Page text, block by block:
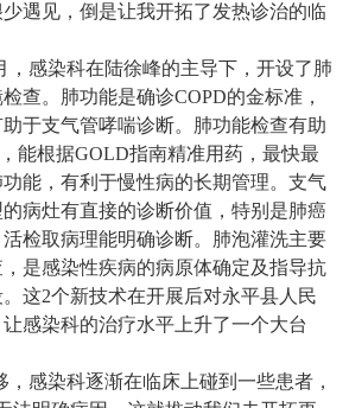
遇见，倒是让我开拓了发热诊治的临
，感染科在陆徐峰的主导下，开设了肺
查。肺功能是确诊COPD的金标准，
于支气管哮喘诊断。肺功能检查有助
能根据GOLD指南精准用药，最快最
能，有利于慢性病的长期管理。支气
病灶有直接的诊断价值，特别是肺癌
检取病理能明确诊断。肺泡灌洗主要
是感染性疾病的病原体确定及指导抗
这2个新技术在开展后对永平县人民
感染科的治疗水平上升了一个大台
，感染科逐渐在临床上碰到一些患者，